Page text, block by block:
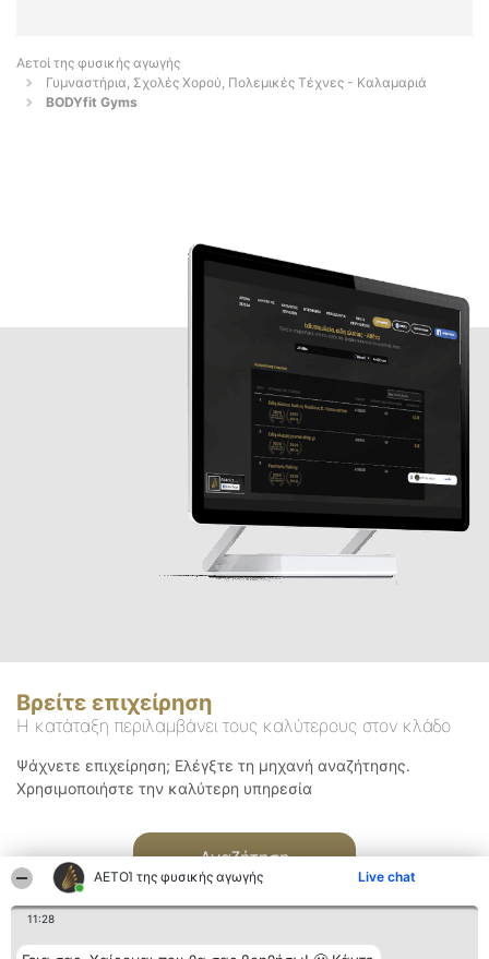
ΑΕΤΟΊ της φυσικής αγωγής Live chat
11:28
Αετοί της φυσικής αγωγής
Γυμναστήρια, Σχολές Χορού, Πολεμικές Τέχνες - Καλαμαριά
BODYfit Gyms
Βρείτε επιχείρηση
Η κατάταξη περιλαμβάνει τους καλύτερους στον κλάδο
Ψάχνετε επιχείρηση; Ελέγξτε τη μηχανή αναζήτησης.
Χρησιμοποιήστε την καλύτερη υπηρεσία
Αναζήτηση